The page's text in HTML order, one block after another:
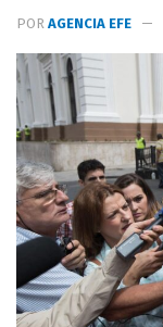
POR AGENCIA EFE